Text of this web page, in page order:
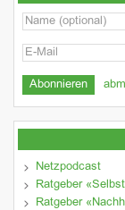
Netzpodcast
Ratgeber
Ratgeber